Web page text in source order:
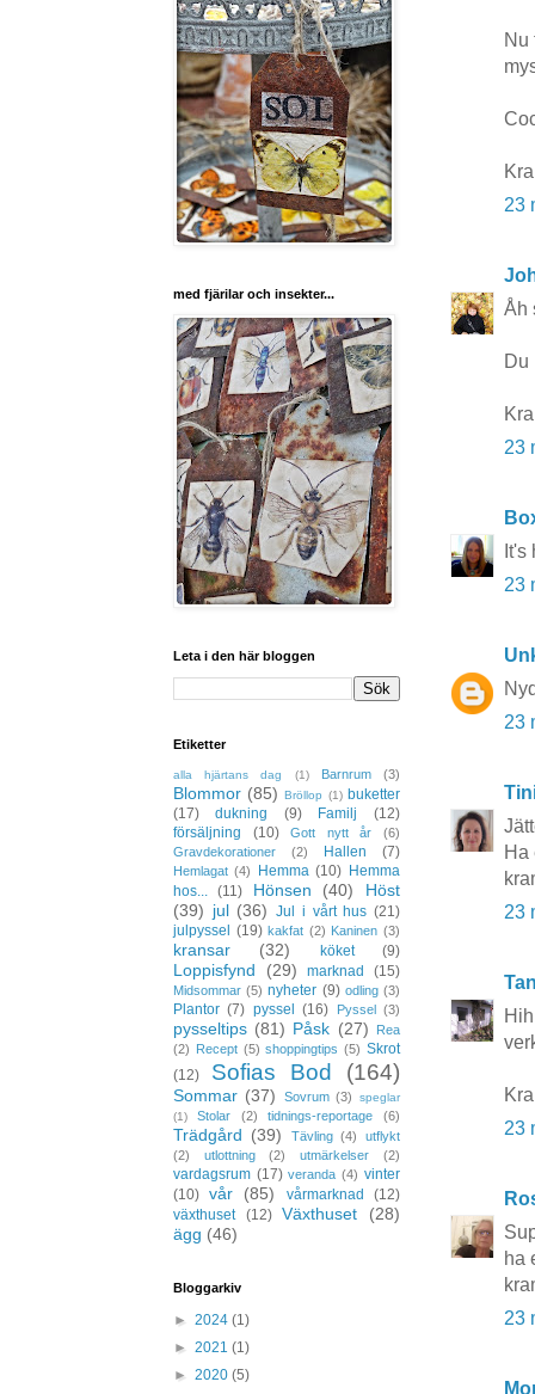
Nu
23
Åh
Du
23
It's
23
23
Ha
23
23
ha
23
med fjärilar och insekter...
Leta i den här bloggen
Etiketter
alla hjärtans dag (1) Barnrum (3)
Blommor (85) Bröllop (1) buketter
(17)
dukning (9) Familj
(12)
försäljning
(10) Gott nytt år
(6)
Gravdekorationer
(2) Hallen (7)
Hemlagat (4) Hemma (10) Hemma
hos...
(11) Hönsen (40)
Höst
(39) jul (36) Jul i vårt hus (21)
julpyssel
(19) kakfat (2) Kaninen (3)
kransar (32) köket (9)
Loppisfynd (29) marknad (15)
Midsommar (5) nyheter (9) odling (3)
Plantor (7) pyssel (16) Pyssel (3)
pysseltips (81) Påsk (27)
Rea
(2) Recept (5) shoppingtips (5) Skrot
(12)
Sofias Bod (164)
Sommar (37) Sovrum (3)
speglar
(1)
Stolar (2) tidnings-reportage (6)
Trädgård (39) Tävling (4)
utflykt
(2)
utlottning (2) utmärkelser (2)
vardagsrum (17) veranda (4) vinter
(10) vår (85) vårmarknad
(12)
växthuset
(12) Växthuset
(28)
ägg (46)
Bloggarkiv
► 2024 (1)
► 2021 (1)
► 2020 (5)